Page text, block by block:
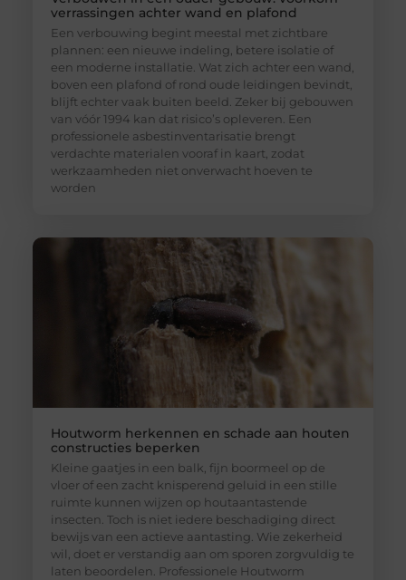
verrassingen achter wand en plafond
Een verbouwing begint meestal met zichtbare
plannen: een nieuwe indeling, betere isolatie of
een moderne installatie. Wat zich achter een wand,
boven een plafond of rond oude leidingen bevindt,
blijft echter vaak buiten beeld. Zeker bij gebouwen
van vóór 1994 kan dat risico’s opleveren. Een
professionele asbestinventarisatie brengt
verdachte materialen vooraf in kaart, zodat
werkzaamheden niet onverwacht hoeven te
worden
Houtworm herkennen en schade aan houten
constructies beperken
Kleine gaatjes in een balk, fijn boormeel op de
vloer of een zacht knisperend geluid in een stille
ruimte kunnen wijzen op houtaantastende
insecten. Toch is niet iedere beschadiging direct
bewijs van een actieve aantasting. Wie zekerheid
wil, doet er verstandig aan om sporen zorgvuldig te
laten beoordelen. Professionele Houtworm